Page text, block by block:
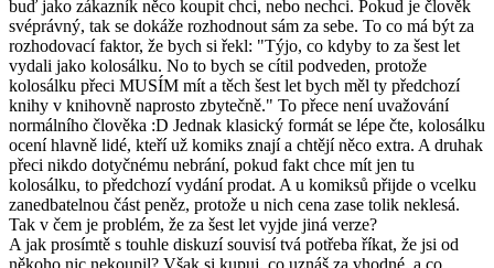
buď jako zákazník něco koupit chci, nebo nechci. Pokud je člověk
svéprávný, tak se dokáže rozhodnout sám za sebe. To co má být za
rozhodovací faktor, že bych si řekl: "Týjo, co kdyby to za šest let
vydali jako kolosálku. No to bych se cítil podveden, protože
kolosálku přeci MUSÍM mít a těch šest let bych měl ty předchozí
knihy v knihovně naprosto zbytečně." To přece není uvažování
normálního člověka :D Jednak klasický formát se lépe čte, kolosálku
ocení hlavně lidé, kteří už komiks znají a chtějí něco extra. A druhak
přeci nikdo dotyčnému nebrání, pokud fakt chce mít jen tu
kolosálku, to předchozí vydání prodat. A u komiksů přijde o vcelku
zanedbatelnou část peněz, protože u nich cena zase tolik neklesá.
Tak v čem je problém, že za šest let vyjde jiná verze?
A jak prosímtě s touhle diskuzí souvisí tvá potřeba říkat, že jsi od
někoho nic nekoupil? Však si kupuj, co uznáš za vhodné, a co